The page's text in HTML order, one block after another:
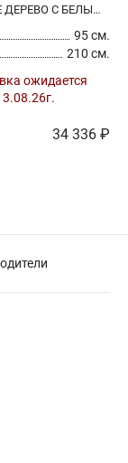
ВИШНЕВОЕ ДЕРЕВО С БЕЛЫМИ ЦВЕТАМИ ИСКУССТВЕННОЕ
95 см.
210 см.
ожидается
34 336 ₽